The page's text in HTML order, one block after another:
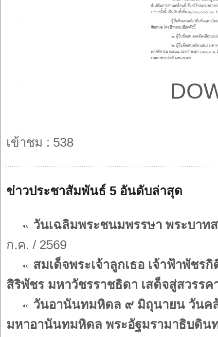
เข้าชม : 538
ข่าวประชาสัมพันธ์ 5 อันดับล่าสุด
วันเฉลิมพระชนมพรรษา พระบาท
ก.ค. / 2569
สมเด็จพระเจ้าลูกเธอ เจ้าฟ้าพัช
สิริพัชร มหาวัชรราชธิดา เสด็จสู่สวรรค
วันอานันทมหิดล ๙ มิถุนายน วันค
มหาอานันทมหิดล พระอัฐมรามาธิบดิน